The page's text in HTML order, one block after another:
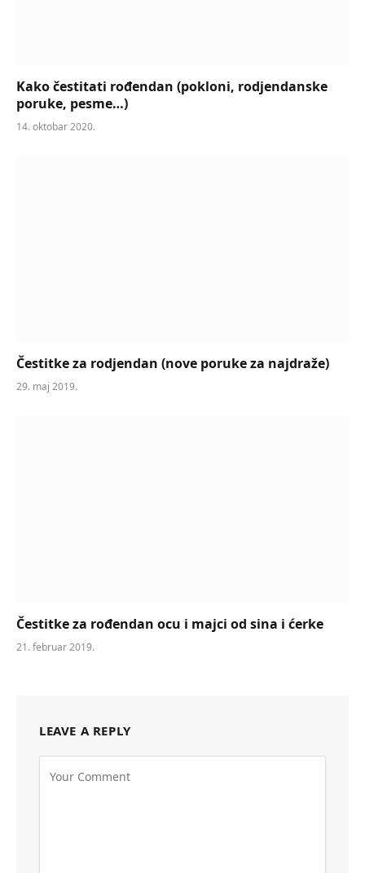
Kako čestitati rođendan (pokloni, rodjendanske
poruke, pesme…)
14. oktobar 2020.
Čestitke za rodjendan (nove poruke za najdraže)
29. maj 2019.
Čestitke za rođendan ocu i majci od sina i ćerke
21. februar 2019.
LEAVE A REPLY